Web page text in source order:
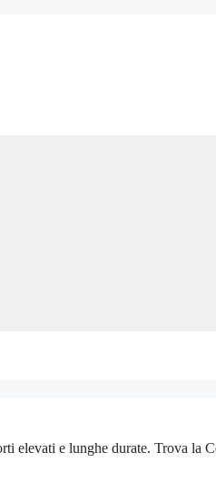
elevati e lunghe durate. Trova la